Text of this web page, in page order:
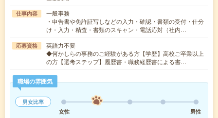
仕事内容
一般事務
・申告書や免許証写しなどの入力・確認・書類の受付・仕分
け・入力・精査・書類のスキャン・電話応対（社内…
応募資格
英語力不要
◆何かしらの事務のご経験がある方【学歴】高校ご卒業以上
の方【選考ステップ】履歴書・職務経歴書による書…
職場の雰囲気
男女比率
女性
男性